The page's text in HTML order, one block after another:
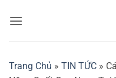
qua
Trang Chủ » TIN TỨC »